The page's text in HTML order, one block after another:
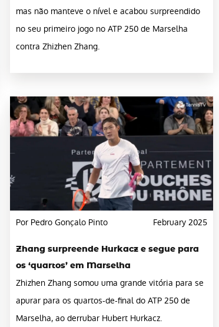
mas não manteve o nível e acabou surpreendido
no seu primeiro jogo no ATP 250 de Marselha
contra Zhizhen Zhang.
Por Pedro Gonçalo Pinto February 2025
Zhang surpreende Hurkacz e segue para
os ‘quartos’ em Marselha
Zhizhen Zhang somou uma grande vitória para se
apurar para os quartos-de-final do ATP 250 de
Marselha, ao derrubar Hubert Hurkacz.